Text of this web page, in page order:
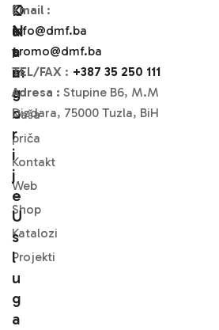
O
N
A
M
A
Naša
priča
Kontakt
Web
Shop
Katalozi
Projekti
K
A
T
A
G
O
R
I
J
E
U
S
L
U
G
A
Email :
info@dmf.ba
promo@dmf.ba
TEL/FAX : +387 35 250 111
Adresa : Stupine B6, M.M
Dizdara, 75000 Tuzla, BiH